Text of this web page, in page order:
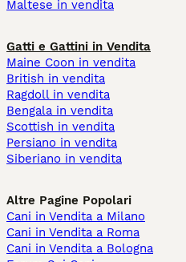
Maltese in vendita
Gatti e Gattini in Vendita
Maine Coon in vendita
British in vendita
Ragdoll in vendita
Bengala in vendita
Scottish in vendita
Persiano in vendita
Siberiano in vendita
Altre Pagine Popolari
Cani in Vendita a Milano
Cani in Vendita a Roma
Cani in Vendita a Bologna